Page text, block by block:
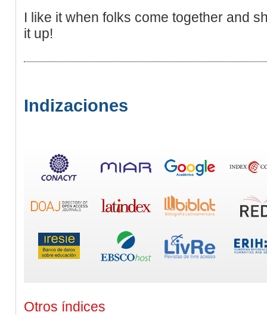
I like it when folks come together and
it up!
Indizaciones
Otros índices